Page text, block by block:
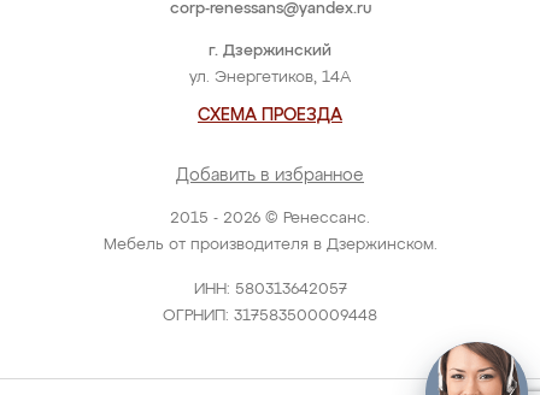
2015 - 2026 © Ренессанс.
Мебель от производителя в Дзержинском.
ИНН: 580313642057
ОГРНИП: 317583500009448
г. Дзержинский
ул. Энергетиков, 14А
СХЕМА ПРОЕЗДА
Добавить в избранное
corp-renessans@yandex.ru